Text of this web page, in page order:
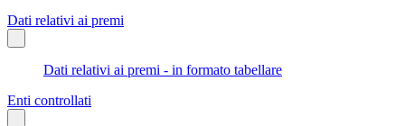
Dati relativi ai premi
Dati relativi ai premi - in formato tabellare
Enti controllati